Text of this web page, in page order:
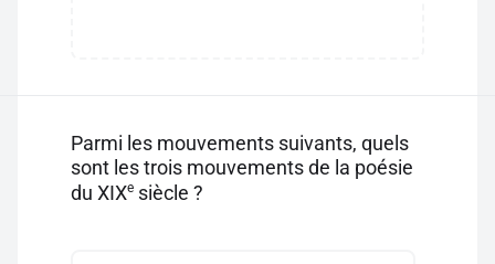
Parmi les mouvements suivants, quels
sont les trois mouvements de la poésie
du XIXe siècle ?